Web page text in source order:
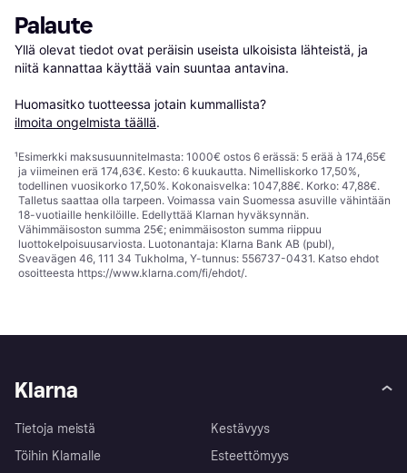
Palaute
Yllä olevat tiedot ovat peräisin useista ulkoisista lähteistä, ja
niitä kannattaa käyttää vain suuntaa antavina.
Huomasitko tuotteessa jotain kummallista?
ilmoita ongelmista täällä.
¹Esimerkki maksusuunnitelmasta: 1000€ ostos 6 erässä: 5 erää à 174,65€
ja viimeinen erä 174,63€. Kesto: 6 kuukautta. Nimelliskorko 17,50%,
todellinen vuosikorko 17,50%. Kokonaisvelka: 1047,88€. Korko: 47,88€.
Talletus saattaa olla tarpeen. Voimassa vain Suomessa asuville vähintään
18-vuotiaille henkilöille. Edellyttää Klarnan hyväksynnän.
Vähimmäisoston summa 25€; enimmäisoston summa riippuu
luottokelpoisuusarviosta. Luotonantaja: Klarna Bank AB (publ),
Sveavägen 46, 111 34 Tukholma, Y-tunnus: 556737-0431. Katso ehdot
osoitteesta https://www.klarna.com/fi/ehdot/.
Klarna
Tietoja meistä
Töihin Klarnalle
Kestävyys
Esteettömyys